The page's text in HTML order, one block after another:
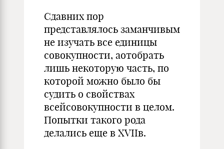
Сдавних пор
представлялось заманчивым
не изучать все единицы
совокупности, аотобрать
лишь некоторую часть, по
которой можно было бы
судить о свойствах
всейсовокупности в целом.
Попытки такого рода
делались еще в ХVIIв.